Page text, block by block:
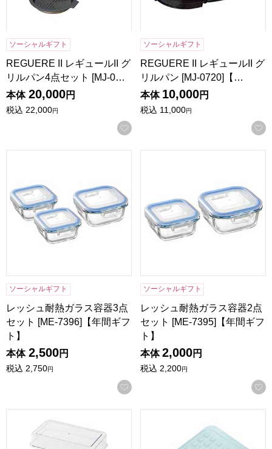
ソーシャルギフト
REGUERE II レギュールII グ
リルパン4点セット [MJ-0…
本体 20,000円
税込 22,000円
お気に入りに登録する
ソーシャルギフト
REGUERE II レギュールII グ
リルパン [MJ-0720]【…
本体 10,000円
税込 11,000円
ソーシャルギフト
レッシュ耐熱ガラス容器3点
セット [ME-7396]【年間ギフ
ト】
本体 2,500円
税込 2,750円
お気に入りに登録する
ソーシャルギフト
レッシュ耐熱ガラス容器2点
セット [ME-7395]【年間ギフ
ト】
本体 2,000円
税込 2,200円